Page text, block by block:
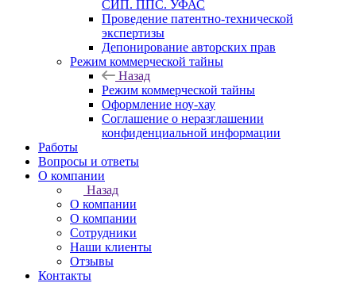
СИП. ППС. УФАС
Проведение патентно-технической
экспертизы
Депонирование авторских прав
Режим коммерческой тайны
Назад
Режим коммерческой тайны
Оформление ноу-хау
Соглашение о неразглашении
конфиденциальной информации
Работы
Вопросы и ответы
О компании
Назад
О компании
О компании
Сотрудники
Наши клиенты
Отзывы
Контакты